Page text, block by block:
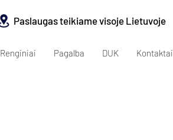
Paslaugas teikiame visoje Lietuvoje
Renginiai Pagalba DUK Kontaktai